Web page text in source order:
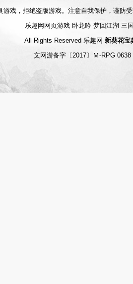
游戏，拒绝盗版游戏。注意自我保护，谨防
乐趣网网页游戏 卧龙吟 梦回江湖 三
All Rights Reserved 乐趣网 新葵花宝
文网游备字〔2017〕Ｍ-RPG